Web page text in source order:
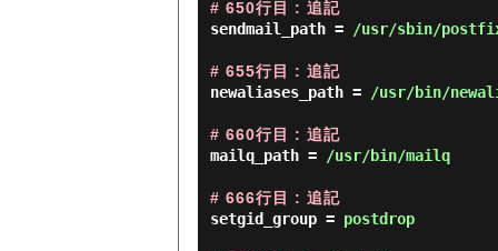
# 650行目 : 追記
sendmail_path =
/usr/sbin/
# 655行目 : 追記
newaliases_path =
/usr/bin/
# 660行目 : 追記
mailq_path =
/usr/bin/mailq
# 666行目 : 追記
setgid_group = postdrop